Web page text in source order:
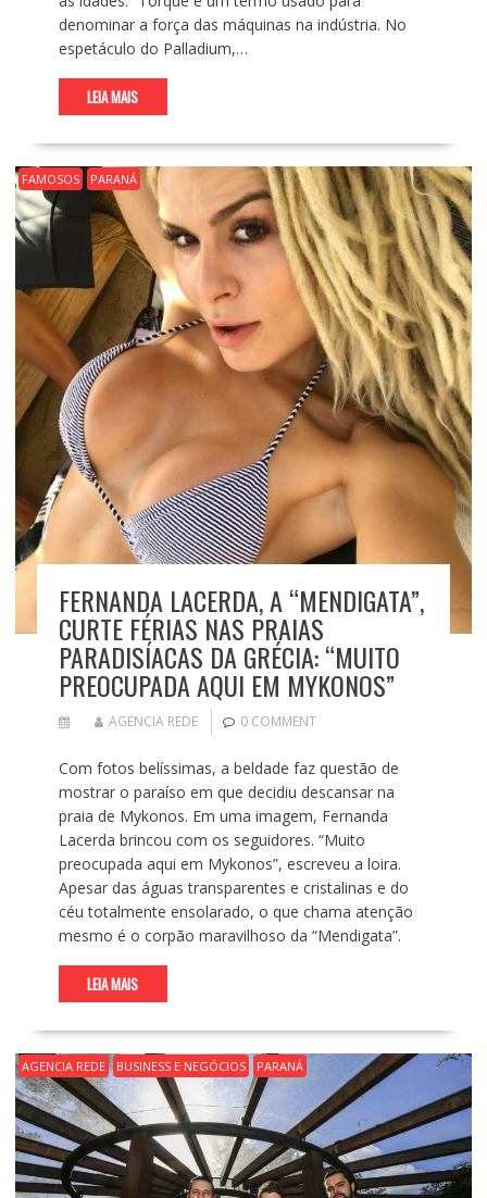
denominar a força das máquinas na indústria. No
espetáculo do Palladium,…
LEIA MAIS
FAMOSOS PARANÁ
FERNANDA LACERDA, A “MENDIGATA”,
CURTE FÉRIAS NAS PRAIAS
PARADISÍACAS DA GRÉCIA: “MUITO
PREOCUPADA AQUI EM MYKONOS”
AGENCIA REDE 0 COMMENT
Com fotos belíssimas, a beldade faz questão de
mostrar o paraíso em que decidiu descansar na
praia de Mykonos. Em uma imagem, Fernanda
Lacerda brincou com os seguidores. “Muito
preocupada aqui em Mykonos”, escreveu a loira.
Apesar das águas transparentes e cristalinas e do
céu totalmente ensolarado, o que chama atenção
mesmo é o corpão maravilhoso da “Mendigata”.
LEIA MAIS
AGENCIA REDE BUSINESS E NEGÓCIOS PARANÁ